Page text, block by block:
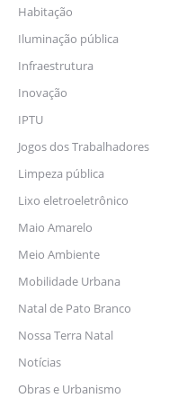
Habitação
Iluminação pública
Infraestrutura
Inovação
IPTU
Jogos dos Trabalhadores
Limpeza pública
Lixo eletroeletrônico
Maio Amarelo
Meio Ambiente
Mobilidade Urbana
Natal de Pato Branco
Nossa Terra Natal
Notícias
Obras e Urbanismo